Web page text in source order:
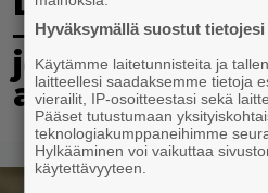
– kotimaiset
jopa 40
alennuksessa
Hyväksymällä suostut
Käytämme laitetunnisteita ja
laitteellesi saadaksemme tietoja
vierailit, IP-osoitteestasi sekä
Pääset tutustumaan
teknologiakumppaneihimme
Hylkääminen voi vaikuttaa
käytettävyyteen.